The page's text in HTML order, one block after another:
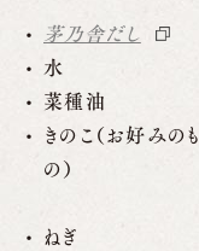
茅乃舎だし
水
菜種油
きのこ（お好みのも
の）
ねぎ